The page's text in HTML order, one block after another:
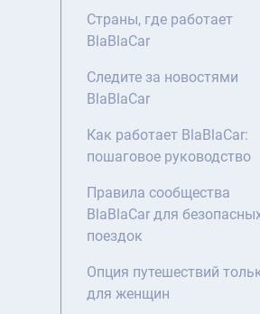
Страны, где работает
BlaBlaCar
Следите за новостями
BlaBlaCar
Как работает BlaBlaCar:
пошаговое руководство
Правила сообщества
BlaBlaCar для
поездок
Опция путешествий
для женщин